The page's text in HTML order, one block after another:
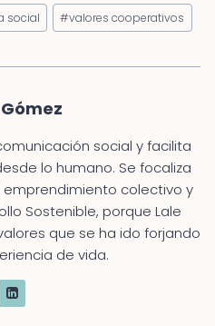
social #valores cooperativos
social y facilita
lo humano. Se focaliza
emprendimiento colectivo y
Sostenible, porque Lale
que se ha ido forjando
de vida.